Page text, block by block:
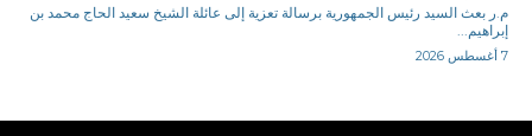
م.ر بعث السيد رئيس الجمهورية برسالة تعزية إلى عائلة الشيخ سعيد الحاج محمد بن
إبراهيم...
7 أغسطس 2026